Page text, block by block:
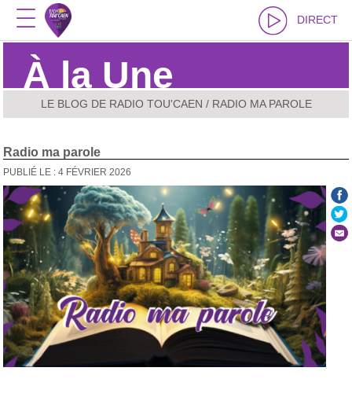
DIRECT
À la Une
LE BLOG DE RADIO TOU'CAEN / RADIO MA PAROLE
Radio ma parole
PUBLIÉ LE : 4 FÉVRIER 2026